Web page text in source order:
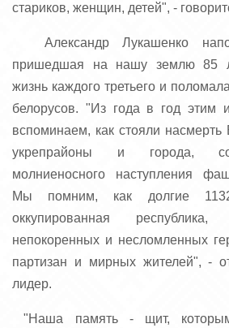
стариков, женщин, детей", -
Александр Лукашенко
пришедшая на нашу землю 85
жизнь каждого третьего и
белорусов. "Из года в год этим
вспоминаем, как стояли насмерть
укрепрайоны и города,
молниеносного наступления
Мы помним, как долгие
оккупированная
непокоренных и несломленных
партизан и мирных жителей", -
лидер.
"Наша память - щит,